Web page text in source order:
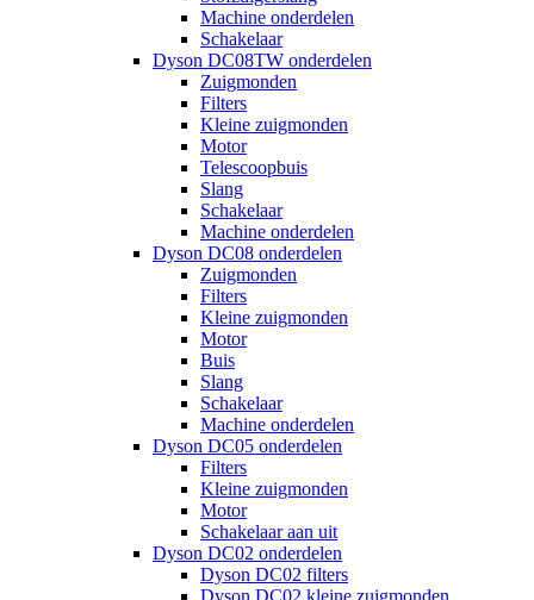
Machine onderdelen
Schakelaar
Dyson DC08TW onderdelen
Zuigmonden
Filters
Kleine zuigmonden
Motor
Telescoopbuis
Slang
Schakelaar
Machine onderdelen
Dyson DC08 onderdelen
Zuigmonden
Filters
Kleine zuigmonden
Motor
Buis
Slang
Schakelaar
Machine onderdelen
Dyson DC05 onderdelen
Filters
Kleine zuigmonden
Motor
Schakelaar aan uit
Dyson DC02 onderdelen
Dyson DC02 filters
Dyson DC02 kleine zuigmonden